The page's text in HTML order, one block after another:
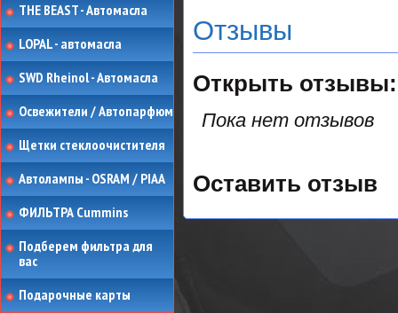
THE BEAST - Автомасла
LOPAL - автомасла
SWD Rheinol - Автомасла
Освежители / Автопарфюм
Щетки стеклоочистителя
Автолампы - OSRAM / PIAA
ФИЛЬТРА Cummins
Подберем фильтра для
вас
Подарочные карты
Отзывы
Открыть
Пока нет отзывов
Оставить отзыв